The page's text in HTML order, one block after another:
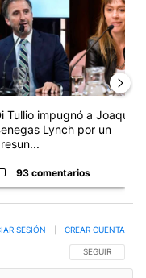
Tullio impugnó a Joaquín
Lynch por un
93 comentarios
SIGA ESTA
SEGUIR
SESIÓN CREAR CUENTA